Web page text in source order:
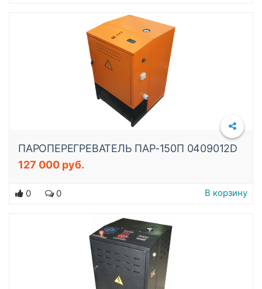
ПАРОПЕРЕГРЕВАТЕЛЬ ПАР-150П 0409012D
127 000 руб.
0 0 В корзину